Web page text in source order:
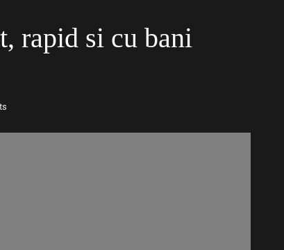
rapid si cu bani